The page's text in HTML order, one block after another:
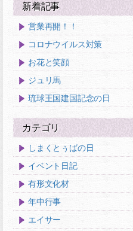
新着記事
営業再開！！
コロナウイルス対策
お花と笑顔
ジュリ馬
琉球王国建国記念の日
カテゴリ
しまくとぅばの日
イベント日記
有形文化材
年中行事
エイサー